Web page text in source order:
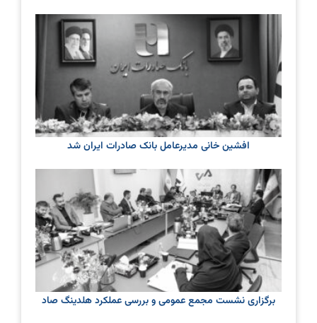
افشین خانی مدیرعامل بانک صادرات ایران شد
برگزاری نشست مجمع عمومی و بررسی عملکرد هلدینگ صاد